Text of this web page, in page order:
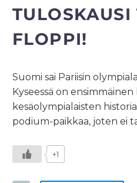
TULOSKAUSI
FLOPPI!
Suomi sai Pariisin
Kyseessä on
kesäolympialaisten
podium-paikkaa, joten ei
+1